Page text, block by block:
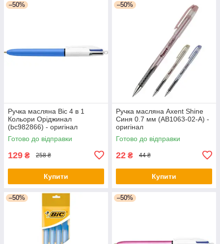
–50%
Ручка масляна Bic 4 в 1
Кольори Оріджинал
(bc982866) - оригінал
Готово до відправки
129 ₴ 258 ₴
Купити
–50%
Ручка масляна Axent Shine
Синя 0.7 мм (AB1063-02-A) -
оригінал
Готово до відправки
22 ₴ 44 ₴
Купити
–50% –50%